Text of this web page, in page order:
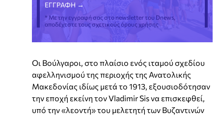
* Με την εγγραφή σας στο newsletter του Dnews,
αποδέχεστε τους σχετικούς όρους χρήσης
Οι Βούλγαροι, στο πλαίσιο ενός ιταμού σχεδίου
αφελληνισμού της περιοχής της Ανατολικής
Μακεδονίας ιδίως μετά το 1913, εξουσιοδότησαν
την εποχή εκείνη τον Vladimir Sis να επισκεφθεί,
υπό την «λεοντή» του μελετητή των Βυζαντινών